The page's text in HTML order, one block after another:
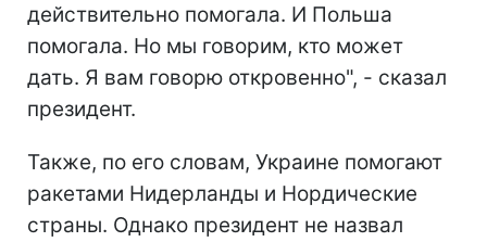
действительно помогала. И Польша
помогала. Но мы говорим, кто может
дать. Я вам говорю откровенно", - сказал
президент.
Также, по его словам, Украине помогают
ракетами Нидерланды и Нордические
страны. Однако президент не назвал